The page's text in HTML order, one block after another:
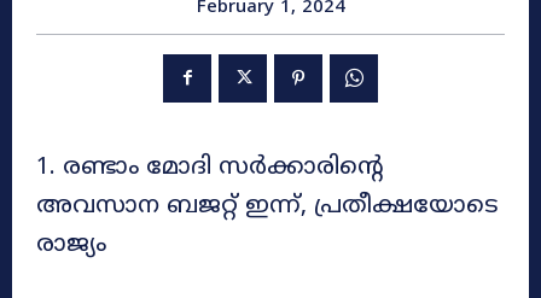
February 1, 2024
1. രണ്ടാം മോദി സർക്കാരിന്റെ
അവസാന ബജറ്റ് ഇന്ന്, പ്രതീക്ഷയോടെ
രാജ്യം